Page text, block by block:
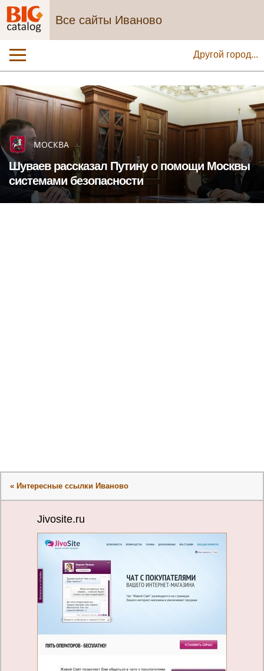
Все сайты Иваново
Другой город...
МОСКВА
Шуваев рассказал Путину о помощи Москвы
системами безопасности
« Интересные ссылки Иваново
Jivosite.ru